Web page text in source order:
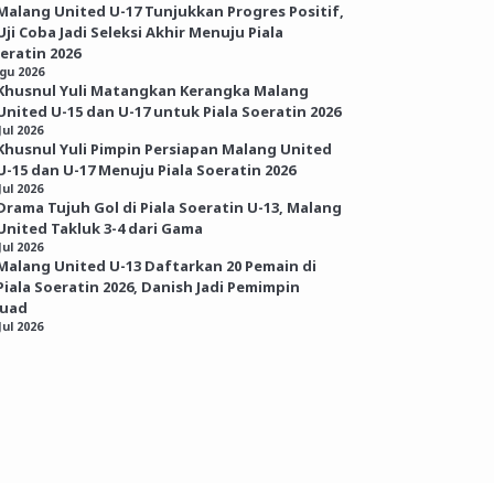
United U-17 Tunjukkan Progres Positif,
Coba Jadi Seleksi Akhir Menuju Piala
2026
2026
Yuli Matangkan Kerangka Malang
U-15 dan U-17 untuk Piala Soeratin 2026
2026
Yuli Pimpin Persiapan Malang United
15 dan U-17 Menuju Piala Soeratin 2026
2026
Tujuh Gol di Piala Soeratin U-13, Malang
Takluk 3-4 dari Gama
2026
United U-13 Daftarkan 20 Pemain di
Soeratin 2026, Danish Jadi Pemimpin
2026